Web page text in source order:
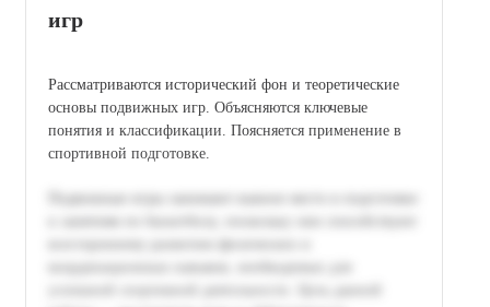
игр
Рассматриваются исторический фон и теоретические
основы подвижных игр. Объясняются ключевые
понятия и классификации. Поясняется применение в
спортивной подготовке.